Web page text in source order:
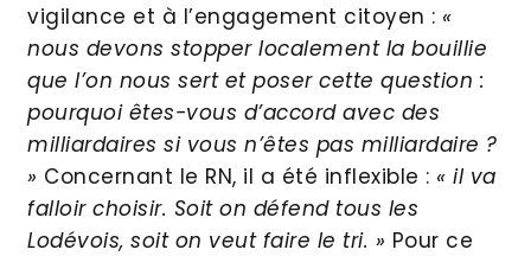
vigilance et à l’engagement citoyen : «
nous devons stopper localement la bouillie
que l’on nous sert et poser cette question :
pourquoi êtes-vous d’accord avec des
milliardaires si vous n’êtes pas milliardaire ?
» Concernant le RN, il a été inflexible : « il va
falloir choisir. Soit on défend tous les
Lodévois, soit on veut faire le tri. » Pour ce